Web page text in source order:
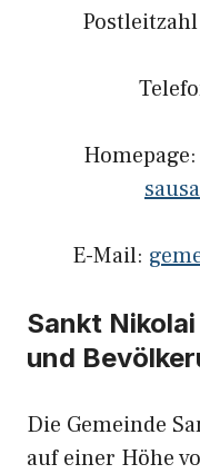
Homepage:
E-Mail:
Sankt
und
Die Gemeinde
auf einer Höhe